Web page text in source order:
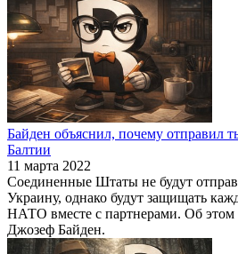
Байден объяснил, почему отправил
Балтии
11 марта 2022
Соединенные Штаты не будут
Украину, однако будут защищать
НАТО вместе с партнерами. Об
Джозеф Байден.